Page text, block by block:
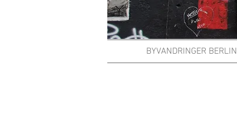
BYVANDRINGER BERLIN